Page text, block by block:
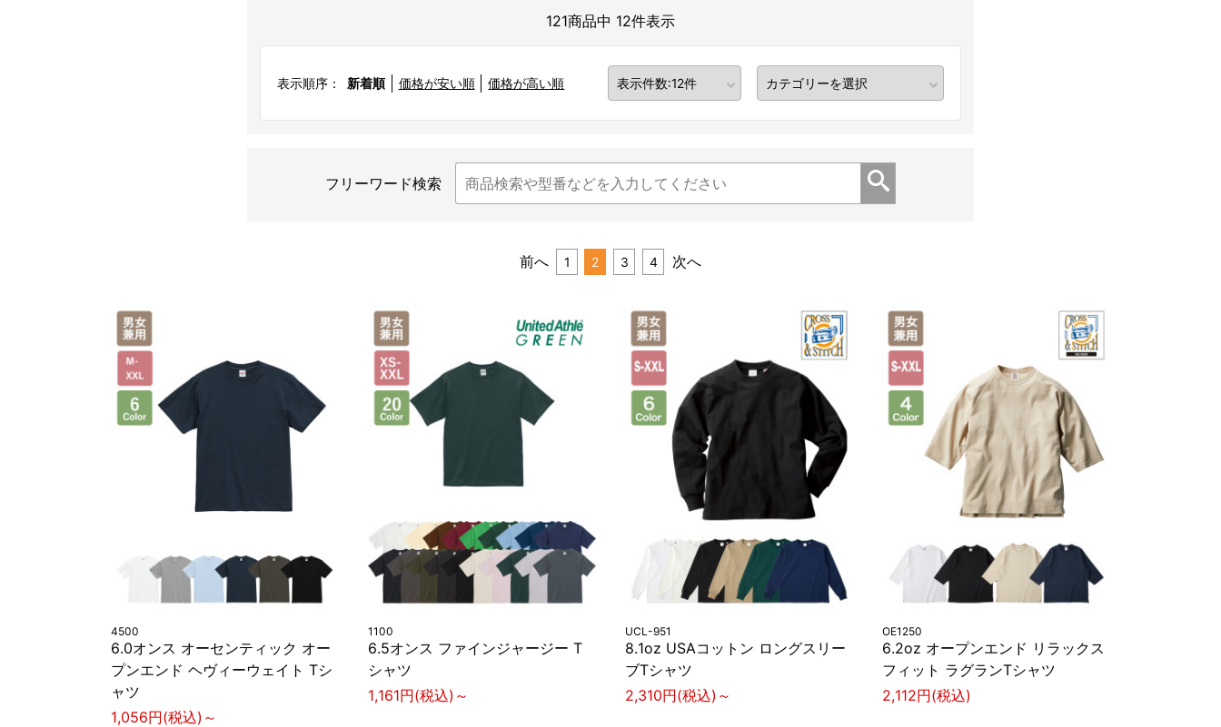
121商品中 12件表示
表示順序： 新着順 価格が安い順 価格が高い順
フリーワード検索
前へ 1 2 3 4 次へ
4500
6.0オンス オーセンティック オー
プンエンド ヘヴィーウェイト Tシ
ャツ
1,056円(税込)～
1100
6.5オンス ファインジャージー T
シャツ
1,161円(税込)～
UCL-951
8.1oz USAコットン ロングスリー
ブTシャツ
2,310円(税込)～
OE1250
6.2oz オープンエンド リラックス
フィット ラグランTシャツ
2,112円(税込)